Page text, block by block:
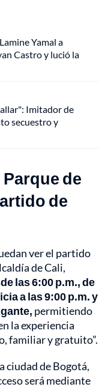
Yamal a
Castro y lució la
Imitador de
secuestro y
de
de
ver el partido
de Cali,
las 6:00 p.m., de
a las 9:00 p.m. y
permitiendo
la experiencia
familiar y gratuito”.
ciudad de Bogotá,
será mediante